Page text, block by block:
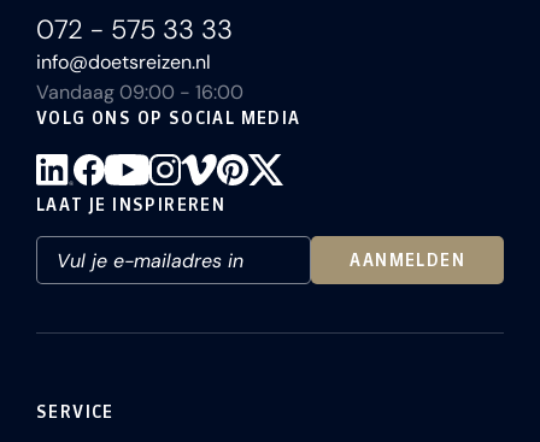
072 - 575 33 33
info@doetsreizen.nl
Vandaag 09:00 - 16:00
VOLG ONS OP SOCIAL MEDIA
LAAT JE INSPIREREN
AANMELDEN
SERVICE